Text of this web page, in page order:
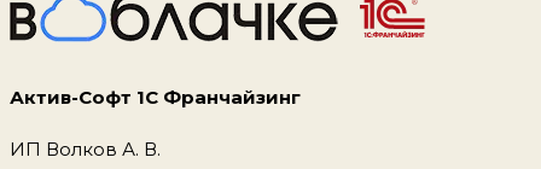
Актив-Софт 1С Франчайзинг
ИП Волков А. В.